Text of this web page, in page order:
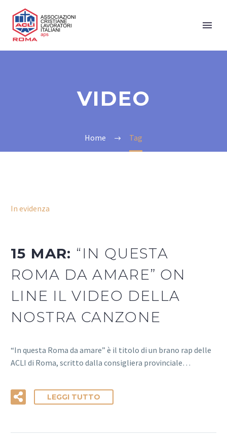
VIDEO
Home Tag
In evidenza
15 MAR: “IN QUESTA
ROMA DA AMARE” ON
LINE IL VIDEO DELLA
NOSTRA CANZONE
“In questa Roma da amare” è il titolo di un brano rap delle
ACLI di Roma, scritto dalla consigliera provinciale…
LEGGI TUTTO